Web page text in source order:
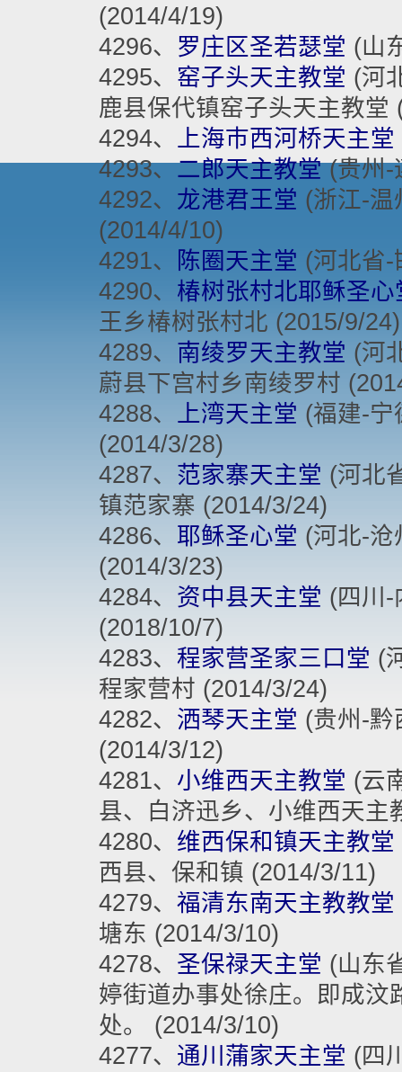
(2014/4/19)
4296、 罗庄区圣若瑟堂 (山
4295、 窑子头天主教堂 (河
鹿县保代镇窑子头天主教堂
4294、 上海巿西河桥天主堂
4293、二郎天主教堂(贵州-
4292、 龙港君王堂 (浙江-温
(2014/4/10)
4291、
陈圈天主堂 (河北省-
4290、 椿树张村北耶稣圣心
王乡椿树张村北 (2015/9/24)
4289、 南绫罗天主教堂 (河
蔚县下宫村乡南绫罗村
4288、 上湾天主堂 (福建-宁
(2014/3/28)
4287、 范家寨天主堂 (河北
镇范家寨 (2014/3/24)
4286、 耶稣圣心堂 (河北-沧
(2014/3/23)
4284、 资中县天主堂 (四川-
(2018/10/7)
4283、 程家营圣家三口堂 (
程家营村 (2014/3/24)
4282、 洒琴天主堂 (贵州-黔
(2014/3/12)
4281、 小维西天主教堂 (云
县、白济迅乡、小维西天主
4280、 维西保和镇天主教堂
西县、保和镇 (2014/3/11)
4279、 福清东南天主教教堂
塘东 (2014/3/10)
4278、 圣保禄天主堂 (山东
婷街道办事处徐庄。即成汶
处。 (2014/3/10)
4277、 通川蒲家天主堂 (四